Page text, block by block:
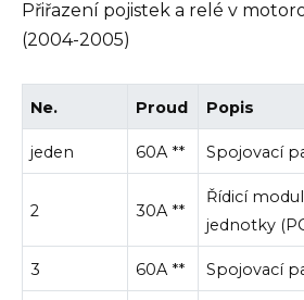
Přiřazení pojistek a relé v
(2004-2005)
Ne. Proud Popis
jeden 60A ** Spojovací
2 30A **
Řídicí
jednotky
3 60A ** Spojovací